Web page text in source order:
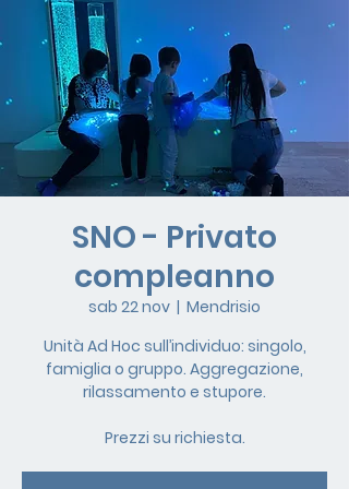
SNO - Privato
compleanno
sab 22 nov
  |
Mendrisio
Unità Ad Hoc sull’individuo: singolo,
famiglia o gruppo. Aggregazione,
rilassamento e stupore.
Prezzi su richiesta.